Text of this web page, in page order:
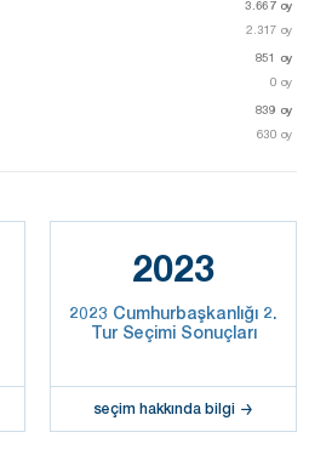
3.667 oy
3.667 oy
2.317 oy
2.317 oy
851 oy
839 oy
851 oy
839 oy
0 oy
630 oy
630 oy
2023
2023 Cumhurbaşkanlığı 2.
Tur Seçimi Sonuçları
seçim hakkında bilgi